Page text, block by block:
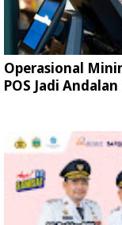
Operasional
POS Jadi